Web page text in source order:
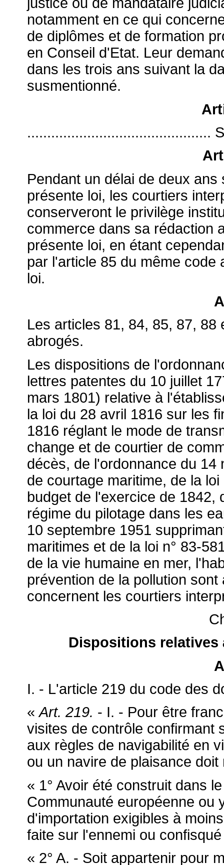
justice ou de mandataire
notamment en ce qui
de diplômes et de formation
en Conseil d'Etat. Leur
dans les trois ans suivant la
susmentionné.
..............................................
Pendant un délai de deux
présente loi, les courtiers
conserveront le privilège
commerce dans sa rédaction
présente loi, en étant
par l'article 85 du même code
loi.
Les articles 81, 84, 85, 87,
abrogés.
Les dispositions de
lettres patentes du 10 juillet
mars 1801) relative à
la loi du 28 avril 1816 sur les
1816 réglant le mode de
change et de courtier de
décès, de l'ordonnance du
de courtage maritime, de la
budget de l'exercice de 1842,
régime du pilotage dans les
10 septembre 1951
maritimes et de la loi n° 83-
de la vie humaine en mer,
prévention de la pollution
concernent les courtiers
Dispositions relatives
I. - L'article 219 du code des
«Art. 219. - I. - Pour être
visites de contrôle confirmant
aux règles de navigabilité en
ou un navire de plaisance
« 1° Avoir été construit dans
Communauté européenne ou
d'importation exigibles à
faite sur l'ennemi ou
« 2° A. - Soit appartenir pour